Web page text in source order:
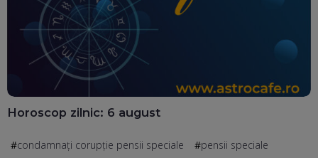
Horoscop zilnic: 6 august
condamnați corupție pensii speciale
pensii speciale